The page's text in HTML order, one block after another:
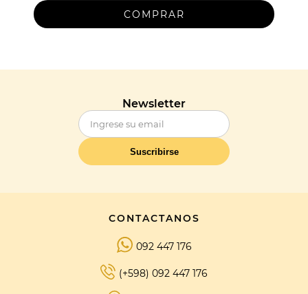
Newsletter
Suscribirse
CONTACTANOS
092 447 176
(+598) 092 447 176